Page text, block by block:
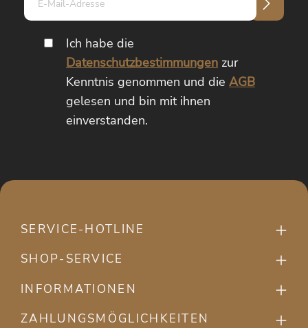
Adresse*
Ich habe die
Datenschutzbestimmungenzur
Kenntnis genommen und die AGB
gelesen und bin mit ihnen
einverstanden.
SERVICE-HOTLINE
SHOP-SERVICE
INFORMATIONEN
ZAHLUNGSMÖGLICHKEITEN